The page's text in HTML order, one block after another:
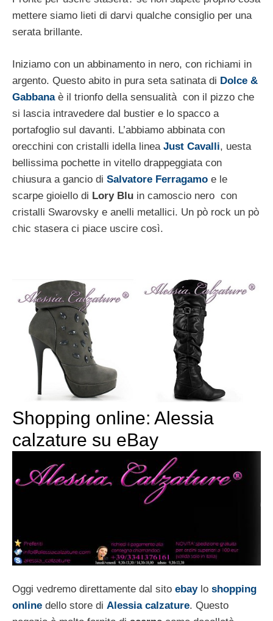
mettere siamo lieti di darvi qualche consiglio per una
serata brillante.
Iniziamo con un abbinamento in nero, con richiami in
argento. Questo abito in pura seta satinata di Dolce &
Gabbanaè il trionfo della sensualità con il pizzo che
si lascia intravedere dal bustier e lo spacco a
portafoglio sul davanti. L’abbiamo abbinata con
orecchini con cristalli idella linea Just Cavalli, uesta
bellissima pochette in vitello drappeggiata con
chiusura a gancio di Salvatore Ferragamo e le
scarpe gioiello di Lory Blu in camoscio nero con
cristalli Swarovsky e anelli metallici. Un pò rock un pò
chic stasera ci piace uscire così.
Shopping online: Alessia
calzature su eBay
Oggi vedremo direttamente dal sito ebaylo shopping
online dello store di Alessia calzature. Questo